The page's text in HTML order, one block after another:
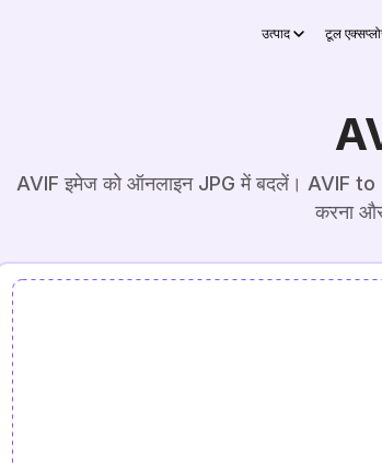
उत्पाद टूल
AVIF इमेज को ऑनलाइन JPG में बदलें। AVIF to
करना